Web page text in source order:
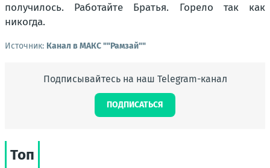
получилось. Работайте Братья. Горело так как
никогда.
Источник: Канал в МАКС ""Рамзай""
Подписывайтесь на наш Telegram-канал
ПОДПИСАТЬСЯ
Топ